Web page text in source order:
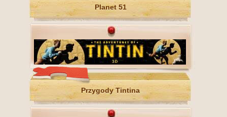
Planet 51
Przygody Tintina